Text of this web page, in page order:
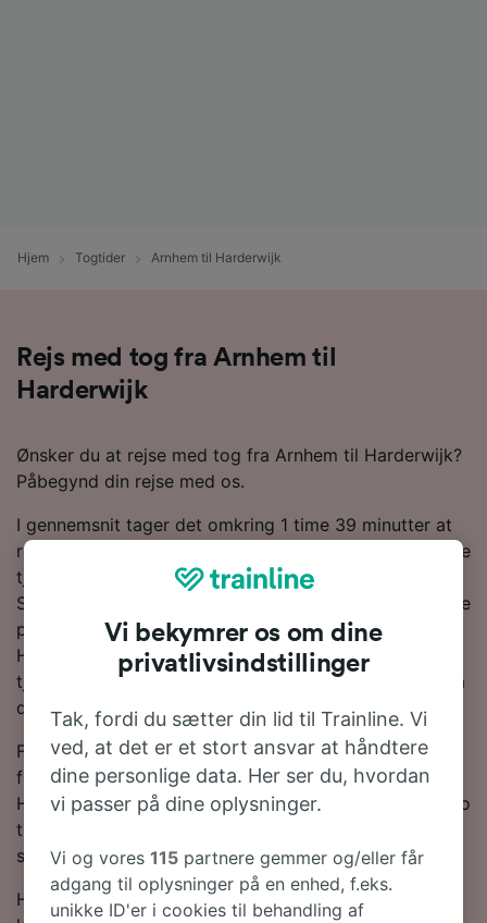
Hjem Togtider Arnhem til Harderwijk
Rejs med tog fra Arnhem til
Harderwijk
Ønsker du at rejse med tog fra Arnhem til Harderwijk?
Påbegynd din rejse med os.
I gennemsnit tager det omkring 1 time 39 minutter at
rejse med toget fra Arnhem til Harderwijk. De hurtigste
tjenester kan dog få dig frem på 1 time 22 minutter.
Som regel finder du 58 tog om dagen langs denne rute
på 44 km. Du skal foretage 1 skifte på rejsen til
Harderwijk, da der i øjeblikket ikke findes direkte
tjenester på denne rute. NS er den største operatør på
denne rute og vil få dig til Harderwijk på 0,5.
For at hjælpe dig med at få de bedste togpriser har vi
fremhævet de billigste togbilletter fra Arnhem tli
Harderwijk i vores Rejseplanlægger. Bare husk på, at jo
tidligere du bestiller dine billetter, desto mere vil du
spare!
Har du lyst til at bestille dine togbilletter nu? Så bare
Vi bekymrer os om dine
privatlivsindstillinger
Tak, fordi du sætter din lid til Trainline. Vi
ved, at det er et stort ansvar at håndtere
dine personlige data. Her ser du, hvordan
vi passer på dine oplysninger.
Vi og vores115 partnere gemmer og/eller får
adgang til oplysninger på en enhed, f.eks.
unikke ID'er i cookies til behandling af